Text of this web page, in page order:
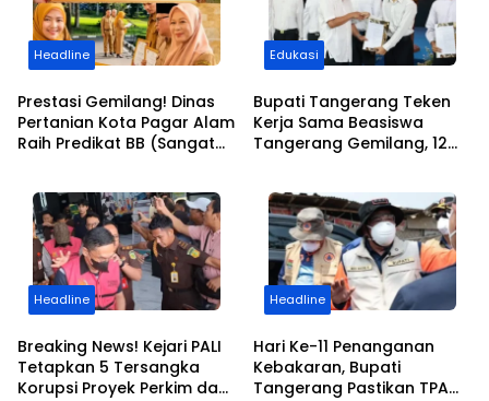
Headline
Prestasi Gemilang! Dinas
Pertanian Kota Pagar Alam
Raih Predikat BB (Sangat
Edukasi
Bupati Tangerang Teken
Kerja Sama Beasiswa
Tangerang Gemilang, 12
Transportasi
Headline
Breaking News! Kejari PALI
Tetapkan 5 Tersangka
Korupsi Proyek Perkim dan
Headline
Hari Ke-11 Penanganan
Kebakaran, Bupati
Tangerang Pastikan TPA